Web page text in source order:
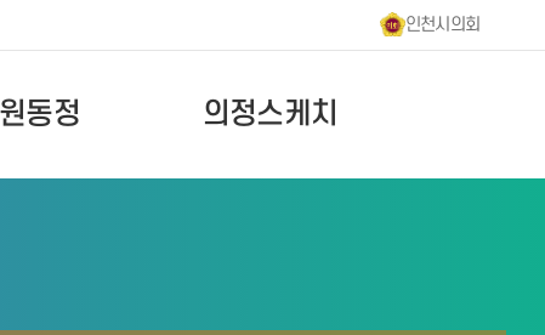
인천시의회
동정 의정스케치